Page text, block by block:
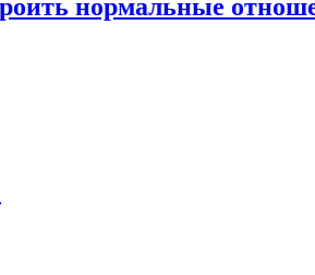
нормальные